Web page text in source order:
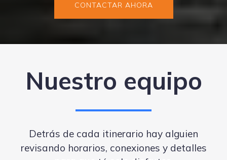
CONTACTAR AHORA
Nuestro equipo
Detrás de cada itinerario hay alguien
revisando horarios, conexiones y detalles